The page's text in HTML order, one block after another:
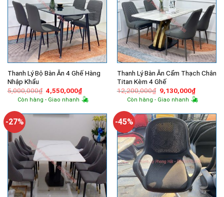
Thanh Lý Bộ Bàn Ăn 4 Ghế Hàng
Nhập Khẩu
5,000,000₫ Giá
gốc
là:
4,550,000₫Giá
hiện
tại
4,550,000₫.
Còn hàng - Giao nhanh
Thanh Lý Bàn Ăn Cẩm Thạch Chân
Titan Kèm 4 Ghế
12,200,000₫ Giá
gốc
là:
9,130,000₫Giá
hiện
tại
Còn hàng - Giao nhanh
-27% -45%